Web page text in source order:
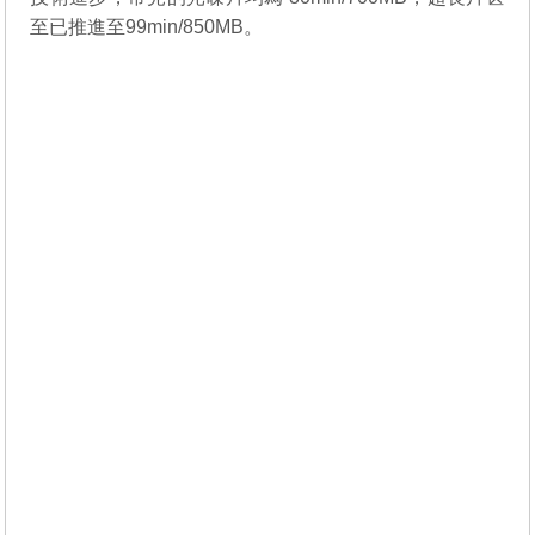
至已推進至99min/850MB。